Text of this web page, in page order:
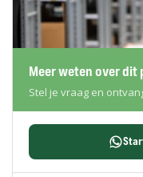
Meer weten over dit
Stel je vraag en